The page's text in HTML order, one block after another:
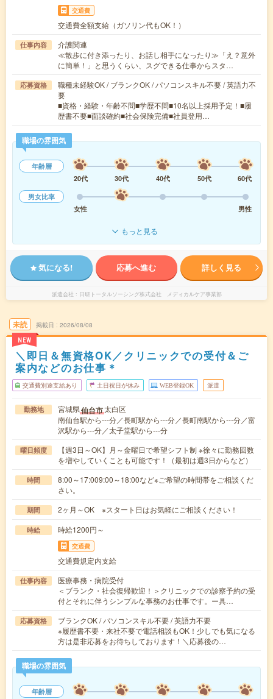
交通費
交通費全額支給（ガソリン代もOK！）
仕事内容
介護関連
≪散歩に付き添ったり、お話し相手になったり≫「え？意外
に簡単！」と思うくらい、スグできる仕事からスタ…
応募資格
職種未経験OK / ブランクOK / パソコンスキル不要 / 英語力不
要
■資格・経験・年齢不問■学歴不問■10名以上採用予定！■履
歴書不要■面談確約■社会保険完備■社員登用…
職場の雰囲気
年齢層
20代
30代 40代 50代
60代
男女比率
女性
男性
もっと見る
気になる! 応募へ進む 詳しく見る
派遣会社 日研トータルソーシング株式会社 メディカルケア事業部
未読
NEW
掲載日 2026/08/08
＼即日＆無資格OK／クリニックでの受付＆ご
案内などのお仕事＊
交通費別途支給あり 土日祝日が休み WEB登録OK 派遣
勤務地 宮城県仙台市太白区
南仙台駅から---分／長町駅から---分／長町南駅から---分／富
沢駅から---分／太子堂駅から---分
曜日頻度
【週3日～OK】月～金曜日で希望シフト制 ※徐々に勤務回数
を増やしていくことも可能です！（最初は週3日からなど）
時間
8:00～17:009:00～18:00など※ご希望の時間帯をご相談くだ
さい。
期間 2ヶ月～OK ※スタート日はお気軽にご相談ください！
時給 時給1200円～
交通費
交通費規定内支給
仕事内容
医療事務・病院受付
＜ブランク・社会復帰歓迎！＞クリニックでの診察予約の受
付とそれに伴うシンプルな事務のお仕事です。ー具…
応募資格
ブランクOK / パソコンスキル不要 / 英語力不要
※履歴書不要・来社不要で電話相談もOK！少しでも気になる
方は是非応募をお待ちしております！＼応募後の…
職場の雰囲気
年齢層